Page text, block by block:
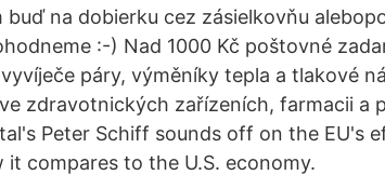
buď na dobierku cez zásielkovňu
:-) Nad 1000 Kč poštovné
páry, výměníky tepla a tlakové
zdravotnických zařízeních, farmacii a
Peter Schiff sounds off on the EU's
it compares to the U.S. economy.